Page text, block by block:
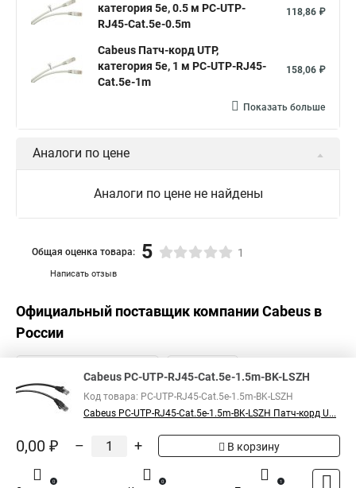
категория 5e, 0.5 м PC-UTP-
RJ45-Cat.5e-0.5m
118,86 ₽
Cabeus Патч-корд UTP,
категория 5e, 1 м PC-UTP-RJ45-
Cat.5e-1m
158,06 ₽
Показать больше
Аналоги по цене
Аналоги по цене не найдены
Написать отзыв
Общая оценка товара: 5 1
Официальный поставщик компанииCabeus в
России
Cabeus PC-UTP-RJ45-Cat.5e-1.5m-BK-LSZH
Код товара: PC-UTP-RJ45-Cat.5e-1.5m-BK-LSZH
Cabeus PC-UTP-RJ45-Cat.5e-1.5m-BK-LSZH Патч-корд U...
0,00 ₽ – + В корзину
0 0 1